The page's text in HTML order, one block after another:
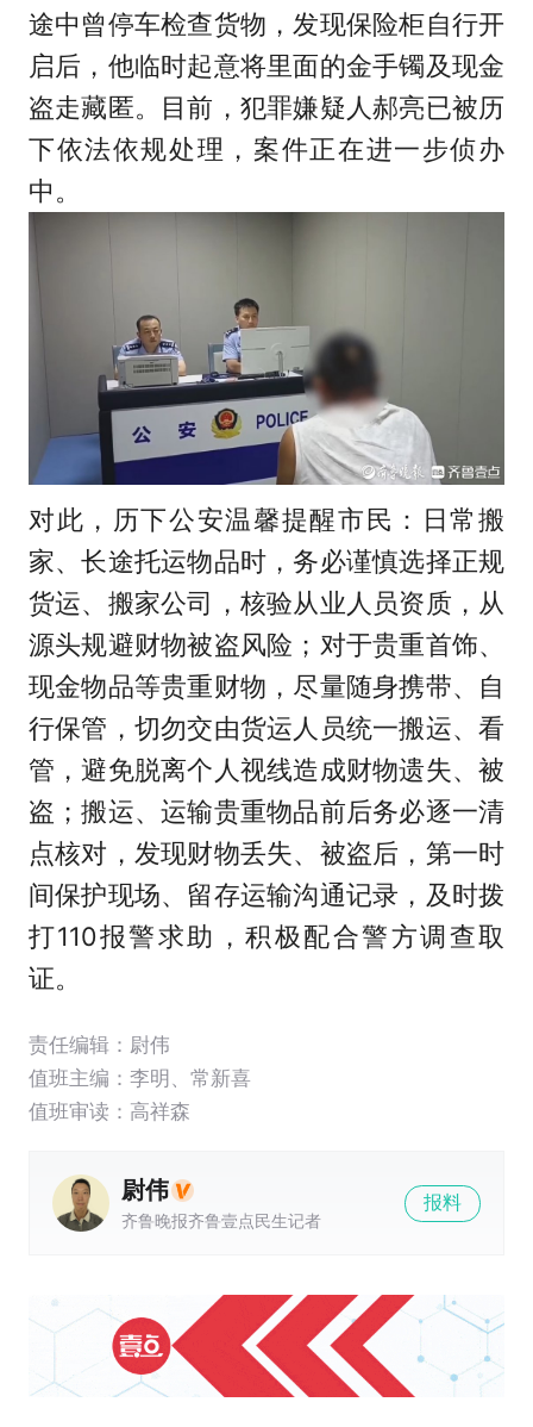
途中曾停车检查货物，发现保险柜自行开
启后，他临时起意将里面的金手镯及现金
盗走藏匿。目前，犯罪嫌疑人郝亮已被历
下依法依规处理，案件正在进一步侦办
中。
对此，历下公安温馨提醒市民：日常搬
家、长途托运物品时，务必谨慎选择正规
货运、搬家公司，核验从业人员资质，从
源头规避财物被盗风险；对于贵重首饰、
现金物品等贵重财物，尽量随身携带、自
行保管，切勿交由货运人员统一搬运、看
管，避免脱离个人视线造成财物遗失、被
盗；搬运、运输贵重物品前后务必逐一清
点核对，发现财物丢失、被盗后，第一时
间保护现场、留存运输沟通记录，及时拨
打110报警求助，积极配合警方调查取
证。
责任编辑：尉伟
值班主编： 李明
常新喜
值班审读：高祥森
尉伟
齐鲁晚报齐鲁壹点民生记者
报料